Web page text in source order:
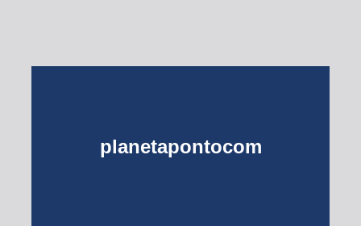
planetapontocom